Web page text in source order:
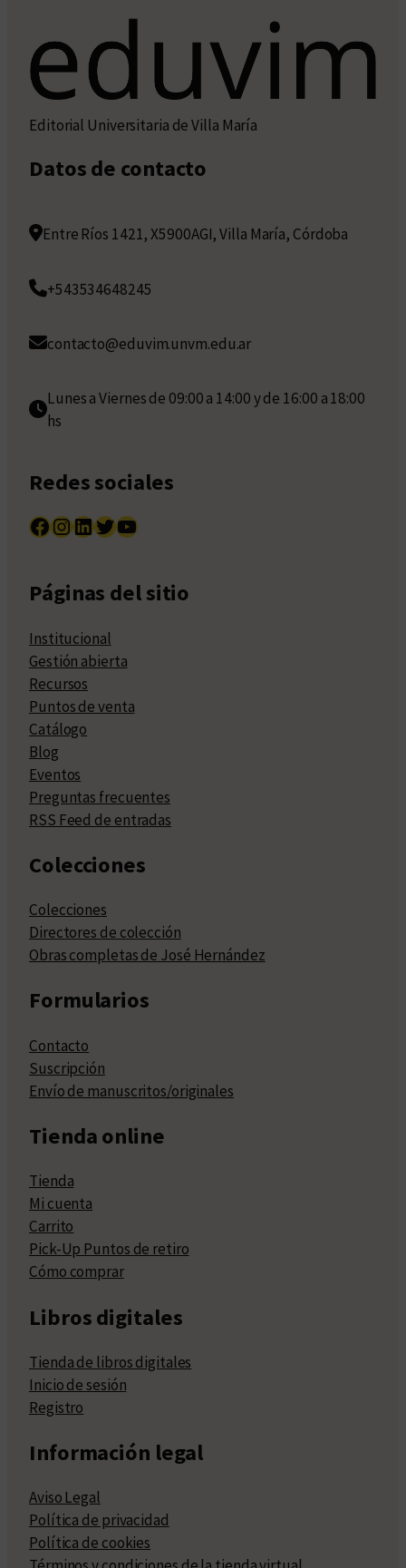
Editorial Universitaria de Villa María
Datos de contacto
Entre Ríos 1421, X5900AGI, Villa María, Córdoba
+543534648245
contacto@eduvim.unvm.edu.ar
Lunes a Viernes de 09:00 a 14:00 y de 16:00 a 18:00
hs
Redes sociales
Facebook InstagramLinkedIn Twitter YouTube
Páginas del sitio
Institucional
Gestión abierta
Recursos
Puntos de venta
Catálogo
Blog
Eventos
Preguntas frecuentes
RSS Feed de entradas
Colecciones
Colecciones
Directores de colección
Obras completas de José Hernández
Formularios
Contacto
Suscripción
Envío de manuscritos/originales
Tienda online
Tienda
Mi cuenta
Carrito
Pick-Up Puntos de retiro
Cómo comprar
Libros digitales
Tienda de libros digitales
Inicio de sesión
Registro
Información legal
Aviso Legal
Política de privacidad
Política de cookies